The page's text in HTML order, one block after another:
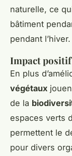
naturelle, ce
bâtiment
pendant l’hiver.
Impact
En plus
végétaux
de la
espaces verts
permettent le
pour divers